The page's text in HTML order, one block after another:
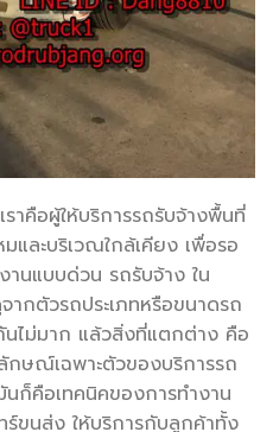
เราคือผู้ให้บริการรถรับจ้างพื้นที่
และบริเวณใกล้เคียง เพื่อรอ
านแบบด่วน รถรับจ้าง ใน
กตัวรถประเภทหรือขนาดรถ
ไม่มาก แล้วสิ่งที่แตกต่าง คือ
กษณ์เฉพาะตัวของบริการรถ
ก็คือเทคนิคของการทำงาน
ร์ขนส่ง ให้บริการกับลูกค้าทั้ง